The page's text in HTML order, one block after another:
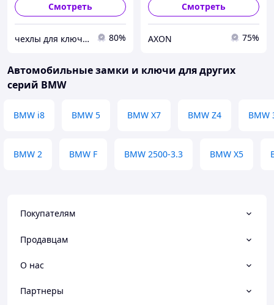
Смотреть
чехлы для ключей 80%
Смотреть
AXON 75%
Автомобильные замки и ключи для других
серий BMW
BMW i8 BMW 5 BMW X7 BMW Z4 BMW
BMW 2 BMW F BMW 2500-3.3 BMW X5
Покупателям
Продавцам
О нас
Партнеры